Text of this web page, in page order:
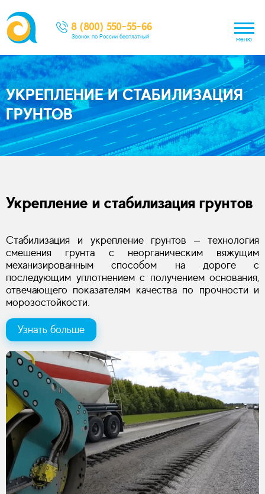
8 (800) 550-55-66
Звонок по России бесплатный меню
УКРЕПЛЕНИЕ И СТАБИЛИЗАЦИЯ
ГРУНТОВ
Укрепление и стабилизация грунтов
Стабилизация и укрепление грунтов – технология
смешения грунта с неорганическим вяжущим
механизированным способом на дороге с
последующим уплотнением с получением основания,
отвечающего показателям качества по пpочности и
моpозостойкости.
Узнать больше